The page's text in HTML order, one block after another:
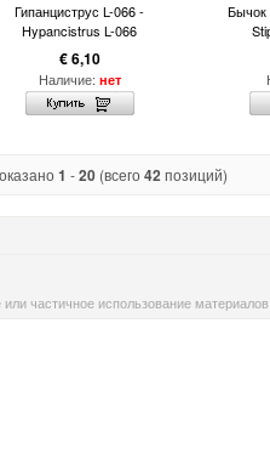
Гипанциструс L-066 -
Hypancistrus L-066
€ 6,10
Наличие: нет
Бычок
1 -20 (всего42позиций)
частичное использование